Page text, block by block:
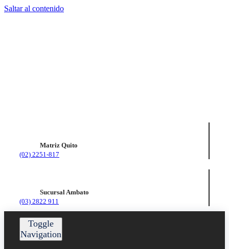
Saltar al contenido
Matriz Quito
(02) 2251-817
Sucursal Ambato
(03) 2822 911
Toggle
Navigation